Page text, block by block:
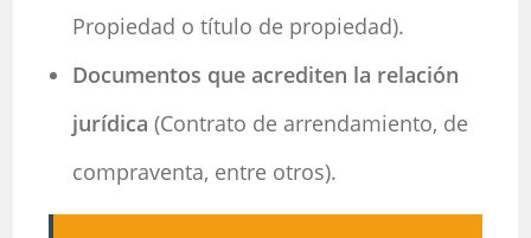
Propiedad o título de propiedad).
Documentos que acrediten la relación
jurídica (Contrato de arrendamiento, de
compraventa, entre otros).